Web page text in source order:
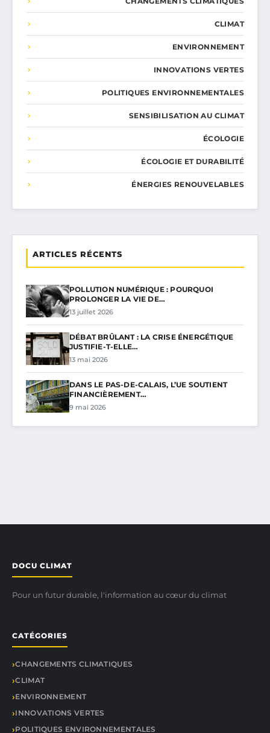
CLIMAT
ENVIRONNEMENT
INNOVATIONS VERTES
POLITIQUES ENVIRONNEMENTALES
SENSIBILISATION AU CLIMAT
ÉCOLOGIE
ÉCOLOGIE ET DURABILITÉ
ÉNERGIES RENOUVELABLES
ARTICLES RÉCENTS
POLLUTION NUMÉRIQUE : POURQUOI
PROLONGER LA VIE DE…
13 juillet 2026
DÉBAT BRÛLANT : LA CRISE ÉNERGÉTIQUE
JUSTIFIE-T-ELLE…
13 mai 2026
DANS LE PAS-DE-CALAIS, L’UE SOUTIENT
FINANCIÈREMENT…
9 mai 2026
DOCU CLIMAT
Pour un futur durable, l'information au cœur du climat
CATÉGORIES
CHANGEMENTS CLIMATIQUES
CLIMAT
ENVIRONNEMENT
INNOVATIONS VERTES
POLITIQUES ENVIRONNEMENTALES